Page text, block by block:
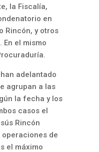
la Fiscalía,
en
Rincón, y otros
el mismo
adelantado
agrupan a las
la fecha y los
casos el
Rincón
de
el máximo